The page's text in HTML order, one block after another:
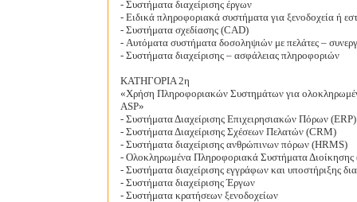
- Συστήματα διαχείρισης έργων
- Ειδικά πληροφοριακά συστήματα για ξενοδοχεία ή
- Συστήματα σχεδίασης (CAD)
- Αυτόματα συστήματα δοσοληψιών με πελάτες –
- Συστήματα διαχείρισης – ασφάλειας πληροφοριών
ΚΑΤΗΓΟΡΙΑ 2η
«Χρήση Πληροφοριακών Συστημάτων για
ASP»
- Συστήματα Διαχείρισης Επιχειρησιακών Πόρων (ERP)
- Συστήματα Διαχείρισης Σχέσεων Πελατών (CRM)
- Συστήματα διαχείρισης ανθρώπινων πόρων (HRMS)
- Ολοκληρωμένα Πληροφοριακά Συστήματα
- Συστήματα διαχείρισης εγγράφων και υποστήριξης
- Συστήματα διαχείρισης Έργων
- Συστήματα κρατήσεων ξενοδοχείων